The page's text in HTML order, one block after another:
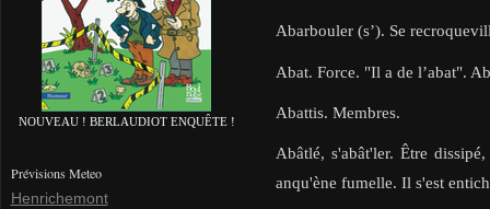
NOUVEAU ! BERLAUDIOT ENQUÊTE !
Prévisions Meteo
Henrichemont
Abarbouler (s’). Se
Abat. Force. "Il a de l’abat".
Abattis. Membres.
Abâtlé, s'abât'ler. Être
anqu'ène fumelle. Il s'est